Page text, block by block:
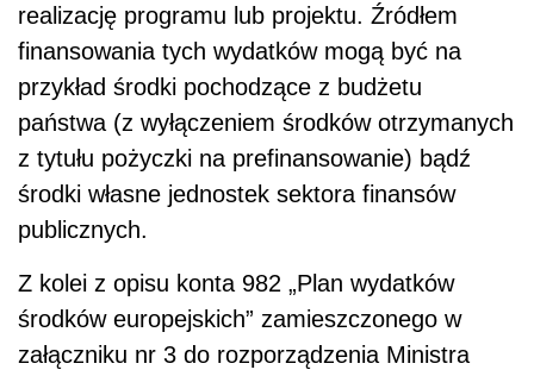
realizację programu lub projektu. Źródłem
finansowania tych wydatków mogą być na
przykład środki pochodzące z budżetu
państwa (z wyłączeniem środków otrzymanych
z tytułu pożyczki na prefinansowanie) bądź
środki własne jednostek sektora finansów
publicznych.
Z kolei z opisu konta 982 „Plan wydatków
środków europejskich” zamieszczonego w
załączniku nr 3 do rozporządzenia Ministra